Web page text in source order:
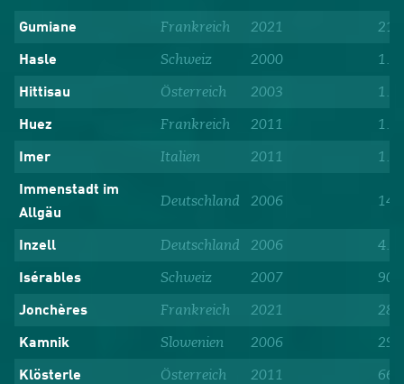
Gumiane Frankreich 2021 21
Hasle Schweiz 2000
Hittisau Österreich 2003
Huez Frankreich 2011
Imer Italien 2011
Immenstadt im
Allgäu
Deutschland 2006
Inzell Deutschland 2006
Isérables Schweiz 2007 900
Jonchères Frankreich 2021 28
Kamnik Slowenien 2006
Klösterle Österreich 2011 663